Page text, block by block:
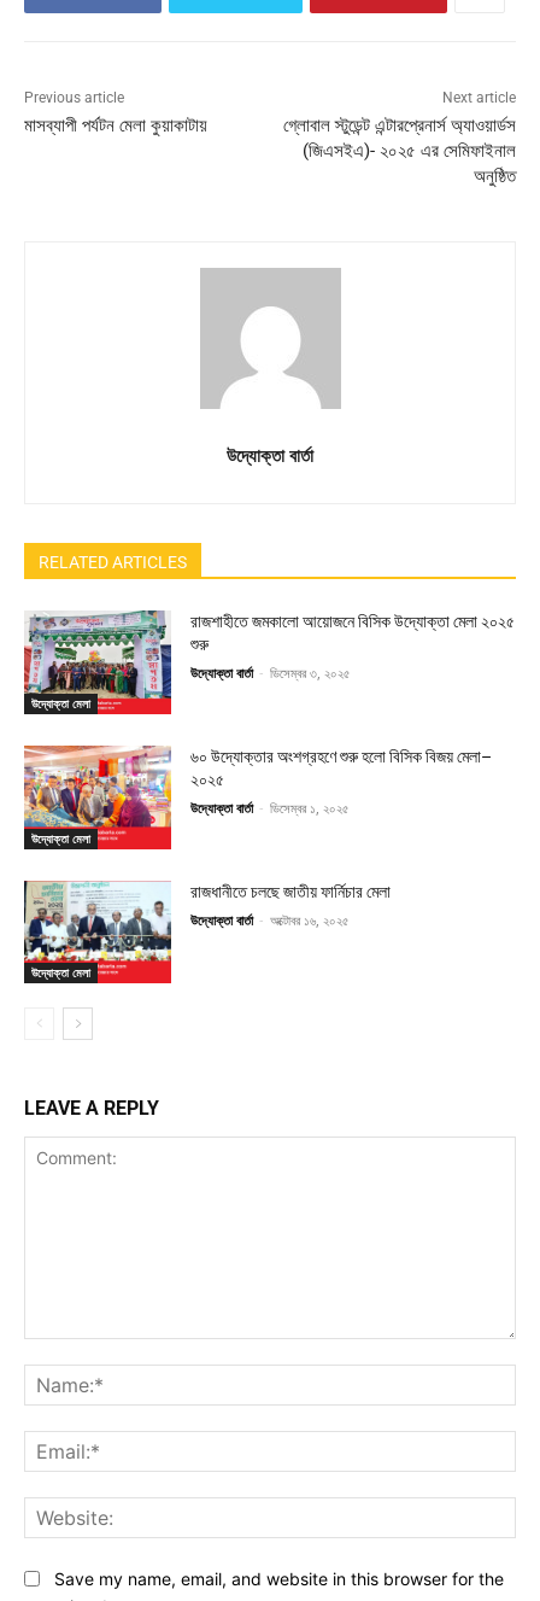
Previous article
মাসব্যাপী পর্যটন মেলা কুয়াকাটায়
Next article
গ্লোবাল স্টুডেন্ট এন্টারপ্রেনার্স অ্যাওয়ার্ডস
(জিএসইএ)- ২০২৫ এর সেমিফাইনাল
অনুষ্ঠিত
উদ্যোক্তা বার্তা
RELATED ARTICLES
উদ্যোক্তা মেলা
রাজশাহীতে জমকালো আয়োজনে বিসিক উদ্যোক্তা মেলা ২০২৫
শুরু
উদ্যোক্তা বার্তা - ডিসেম্বর ৩, ২০২৫
উদ্যোক্তা মেলা
৬০ উদ্যোক্তার অংশগ্রহণে শুরু হলো বিসিক বিজয় মেলা–
২০২৫
উদ্যোক্তা বার্তা - ডিসেম্বর ১, ২০২৫
উদ্যোক্তা মেলা
রাজধানীতে চলছে জাতীয় ফার্নিচার মেলা
উদ্যোক্তা বার্তা - অক্টোবর ১৬, ২০২৫
LEAVE A REPLY
Save my name, email, and website in this browser for the